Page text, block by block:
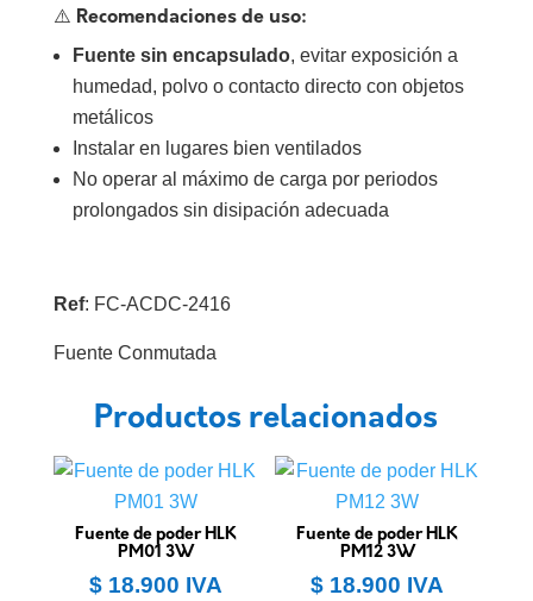
⚠️ Recomendaciones de uso:
Fuente sin encapsulado, evitar exposición a
humedad, polvo o contacto directo con objetos
metálicos
Instalar en lugares bien ventilados
No operar al máximo de carga por periodos
prolongados sin disipación adecuada
Ref: FC-ACDC-2416
Fuente Conmutada
Productos relacionados
Fuente de poder HLK
PM01 3W
$18.900 IVA
Fuente de poder HLK
PM12 3W
$ 18.900 IVA